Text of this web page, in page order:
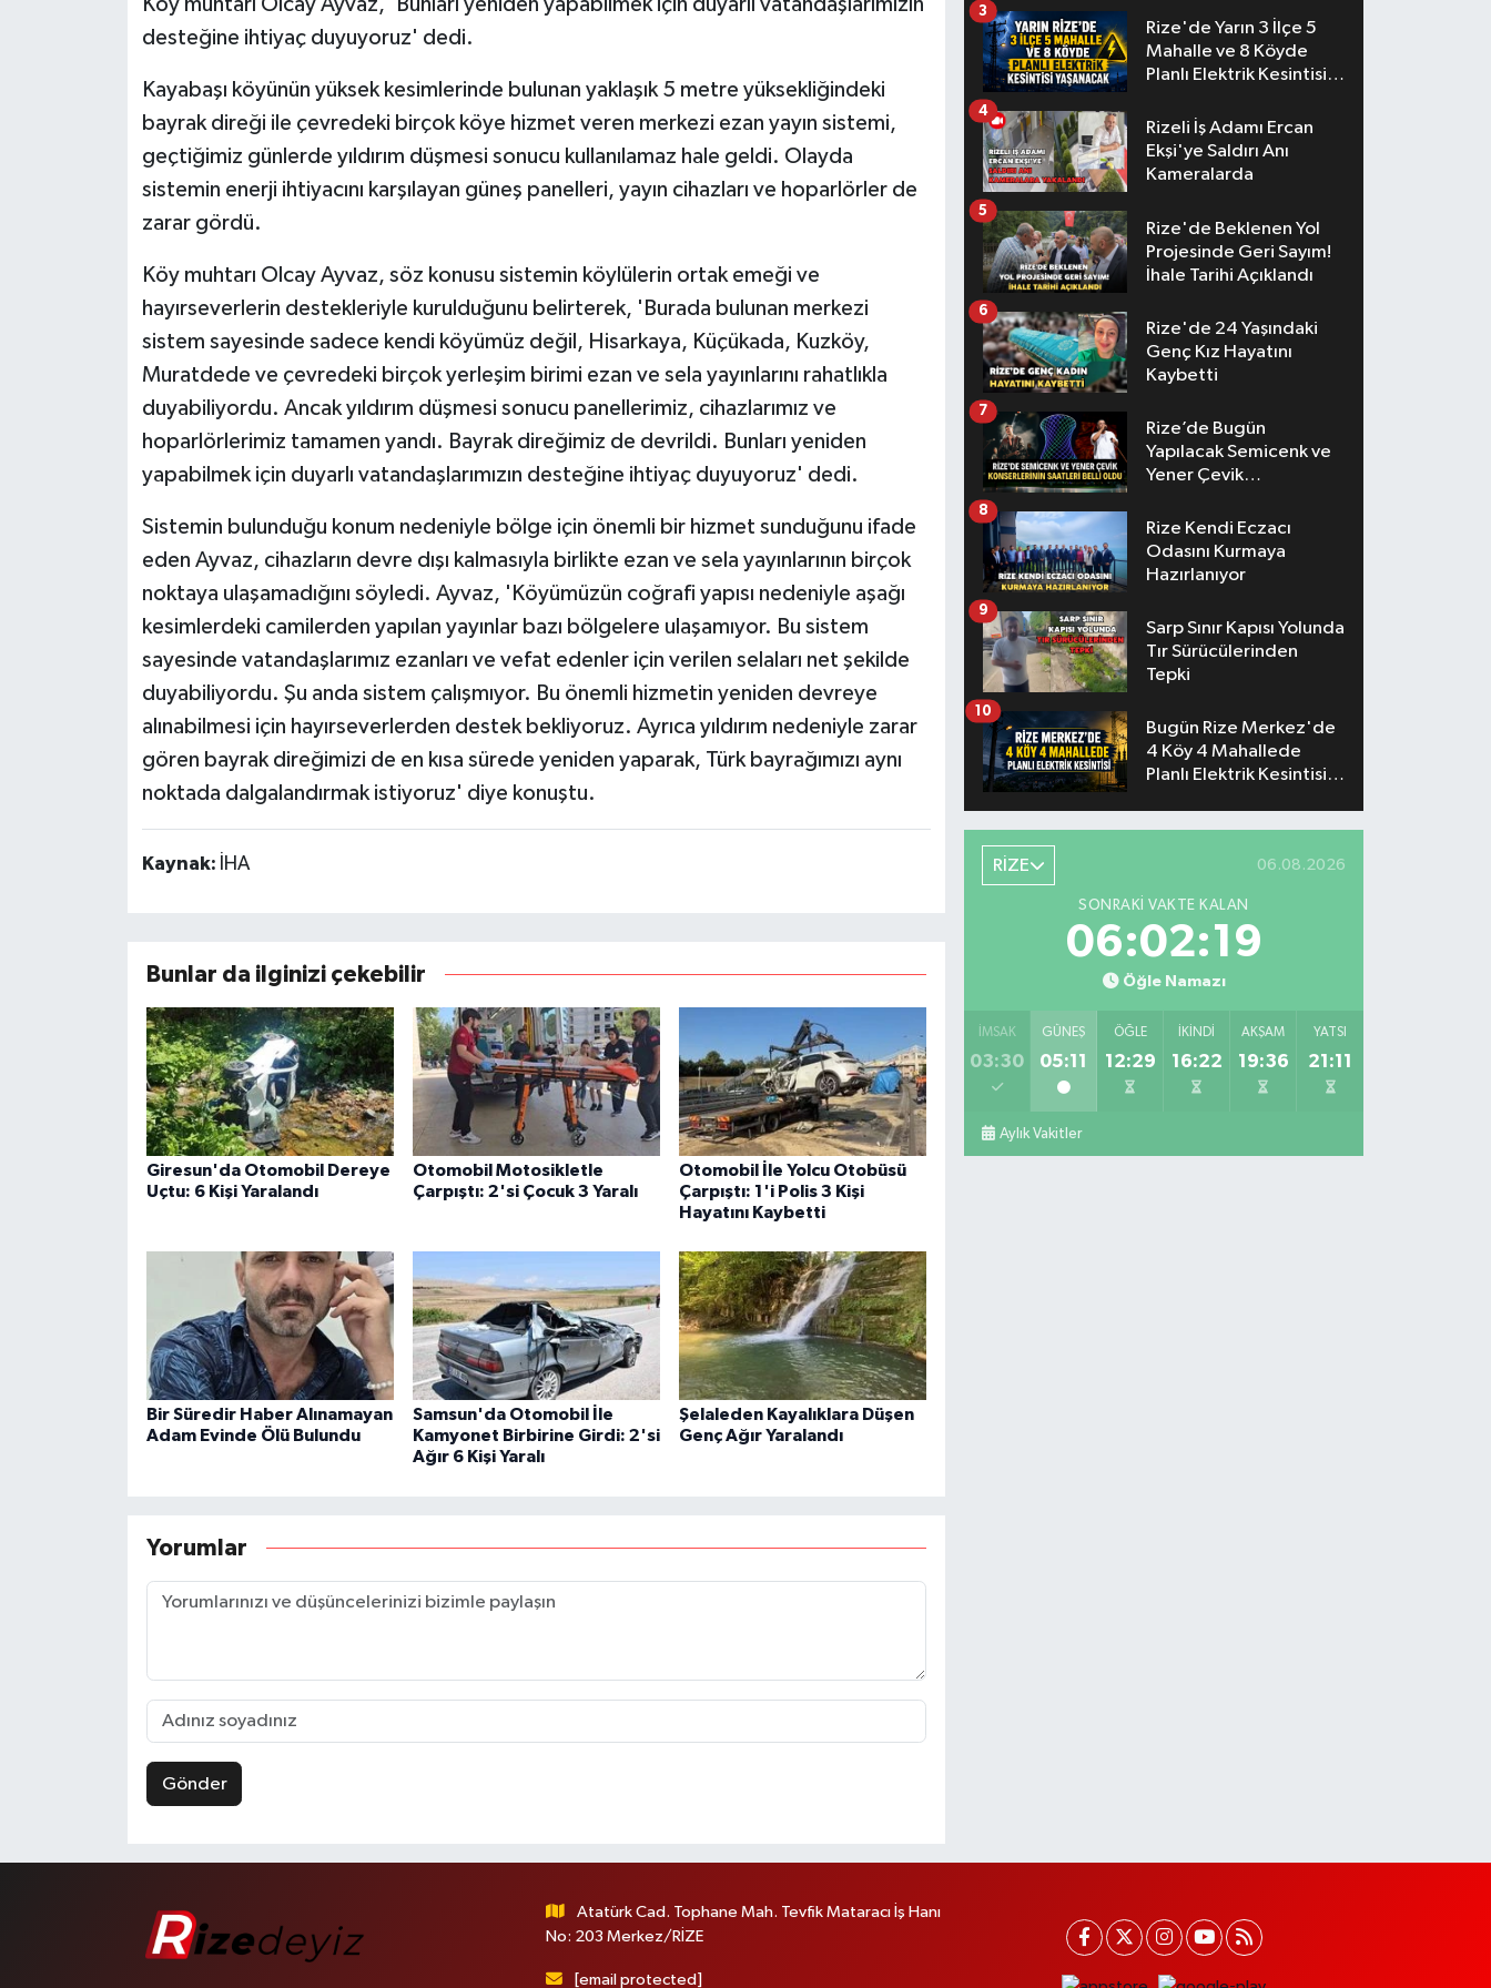
Köy muhtarı Olcay Ayvaz, 'Bunları yeniden yapabilmek için duyarlı vatandaşlarımızın
desteğine ihtiyaç duyuyoruz' dedi.
Kayabaşı köyünün yüksek kesimlerinde bulunan yaklaşık 5 metre yüksekliğindeki
bayrak direği ile çevredeki birçok köye hizmet veren merkezi ezan yayın sistemi,
geçtiğimiz günlerde yıldırım düşmesi sonucu kullanılamaz hale geldi. Olayda
sistemin enerji ihtiyacını karşılayan güneş panelleri, yayın cihazları ve hoparlörler de
zarar gördü.
Köy muhtarı Olcay Ayvaz, söz konusu sistemin köylülerin ortak emeği ve
hayırseverlerin destekleriyle kurulduğunu belirterek, 'Burada bulunan merkezi
sistem sayesinde sadece kendi köyümüz değil, Hisarkaya, Küçükada, Kuzköy,
Muratdede ve çevredeki birçok yerleşim birimi ezan ve sela yayınlarını rahatlıkla
duyabiliyordu. Ancak yıldırım düşmesi sonucu panellerimiz, cihazlarımız ve
hoparlörlerimiz tamamen yandı. Bayrak direğimiz de devrildi. Bunları yeniden
yapabilmek için duyarlı vatandaşlarımızın desteğine ihtiyaç duyuyoruz' dedi.
Sistemin bulunduğu konum nedeniyle bölge için önemli bir hizmet sunduğunu ifade
eden Ayvaz, cihazların devre dışı kalmasıyla birlikte ezan ve sela yayınlarının birçok
noktaya ulaşamadığını söyledi. Ayvaz, 'Köyümüzün coğrafi yapısı nedeniyle aşağı
kesimlerdeki camilerden yapılan yayınlar bazı bölgelere ulaşamıyor. Bu sistem
sayesinde vatandaşlarımız ezanları ve vefat edenler için verilen selaları net şekilde
duyabiliyordu. Şu anda sistem çalışmıyor. Bu önemli hizmetin yeniden devreye
alınabilmesi için hayırseverlerden destek bekliyoruz. Ayrıca yıldırım nedeniyle zarar
gören bayrak direğimizi de en kısa sürede yeniden yaparak, Türk bayrağımızı aynı
noktada dalgalandırmak istiyoruz' diye konuştu.
Kaynak: İHA
Bunlar da ilginizi çekebilir
Giresun'da Otomobil Dereye
Uçtu: 6 Kişi Yaralandı
Otomobil Motosikletle
Çarpıştı: 2'si Çocuk 3 Yaralı
Otomobil İle Yolcu Otobüsü
Çarpıştı: 1'i Polis 3 Kişi
Hayatını Kaybetti
Bir Süredir Haber Alınamayan
Adam Evinde Ölü Bulundu
Samsun'da Otomobil İle
Kamyonet Birbirine Girdi: 2'si
Ağır 6 Kişi Yaralı
Şelaleden Kayalıklara Düşen
Genç Ağır Yaralandı
Yorumlar
Gönder
Rize'de Yarın 3 İlçe 5
Mahalle ve 8 Köyde
Planlı Elektrik Kesintisi
3
Rizeli İş Adamı Ercan
Ekşi'ye Saldırı Anı
Kameralarda
4
Rize'de Beklenen Yol
Projesinde Geri Sayım!
İhale Tarihi Açıklandı
5
Rize'de 24 Yaşındaki
Genç Kız Hayatını
Kaybetti
6
Rize’de Bugün
Yapılacak Semicenk ve
Yener Çevik
Belli Oldu
7
Rize Kendi Eczacı
Odasını Kurmaya
Hazırlanıyor
8
Sarp Sınır Kapısı Yolunda
Tır Sürücülerinden
Tepki
9
Bugün Rize Merkez'de
4 Köy 4 Mahallede
Planlı Elektrik Kesintisi
10
RİZE 06.08.2026
SONRAKI VAKTE KALAN
06:02:18
Öğle Namazı
İMSAK
03:30
GÜNEŞ
05:11
ÖĞLE
12:29
İKINDI
16:22
AKŞAM
19:36
YATSI
21:11
Aylık Vakitler
Atatürk Cad. Tophane Mah. Tevfik Mataracı İş Hanı
No: 203 Merkez/RİZE
[email protected]